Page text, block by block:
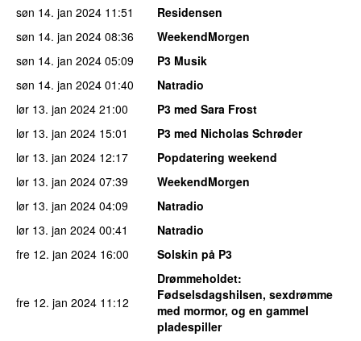
søn 14. jan 2024 11:51
Residensen
søn 14. jan 2024 08:36
WeekendMorgen
søn 14. jan 2024 05:09
P3 Musik
søn 14. jan 2024 01:40
Natradio
lør 13. jan 2024 21:00
P3 med Sara Frost
lør 13. jan 2024 15:01
P3 med Nicholas Schrøder
lør 13. jan 2024 12:17
Popdatering weekend
lør 13. jan 2024 07:39
WeekendMorgen
lør 13. jan 2024 04:09
Natradio
lør 13. jan 2024 00:41
Natradio
fre 12. jan 2024 16:00 Solskin på P3
fre 12. jan 2024 11:12
Drømmeholdet:
Fødselsdagshilsen, sexdrømme
med mormor, og en gammel
pladespiller